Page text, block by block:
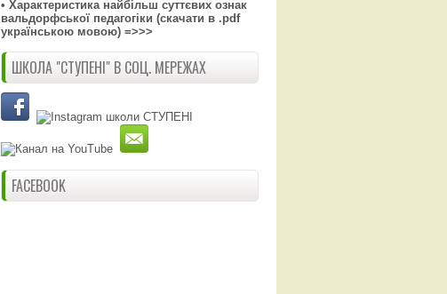
• Характеристика найбільш суттєвих ознак
вальдорфської педагогіки (скачати в .pdf
українською мовою) =>>>
ШКОЛА "СТУПЕНІ" В СОЦ. МЕРЕЖАХ
FACEBOOK